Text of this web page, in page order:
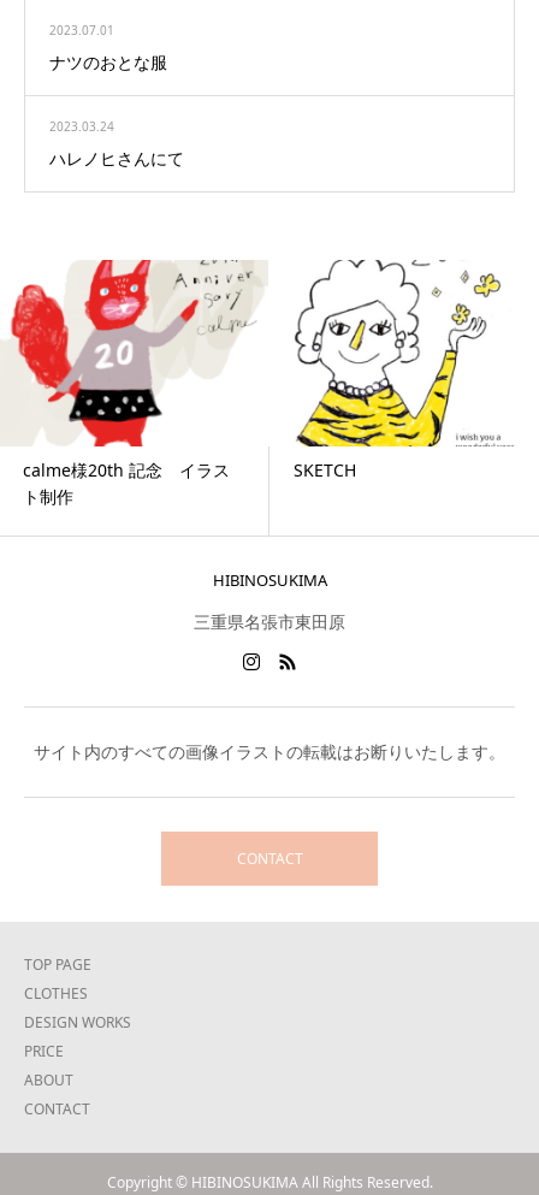
2023.07.01
ナツのおとな服
2023.03.24
ハレノヒさんにて
calme様20th 記念 イラス
ト制作
SKETCH
HIBINOSUKIMA
三重県名張市東田原
サイト内のすべての画像イラストの転載はお断りいたします。
CONTACT
TOP PAGE
CLOTHES
DESIGN WORKS
PRICE
ABOUT
CONTACT
Copyright © HIBINOSUKIMA All Rights Reserved.